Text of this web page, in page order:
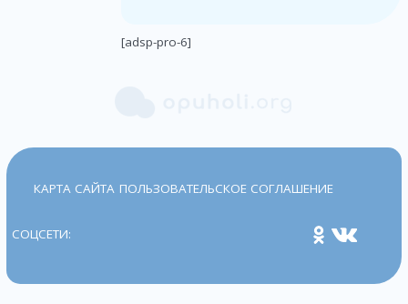
[adsp-pro-6]
КАРТА САЙТА ПОЛЬЗОВАТЕЛЬСКОЕ СОГЛАШЕНИЕ
СОЦСЕТИ: